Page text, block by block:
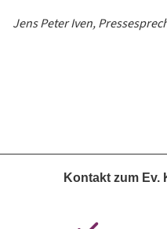
Jens Peter Iven,
Kontakt zum Ev.